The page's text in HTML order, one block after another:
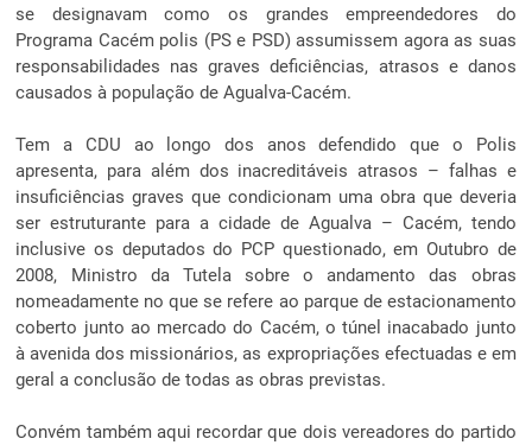
se designavam como os grandes empreendedores do
Programa Cacém polis (PS e PSD) assumissem agora as suas
responsabilidades nas graves deficiências, atrasos e danos
causados à população de Agualva-Cacém.
Tem a CDU ao longo dos anos defendido que o Polis
apresenta, para além dos inacreditáveis atrasos – falhas e
insuficiências graves que condicionam uma obra que deveria
ser estruturante para a cidade de Agualva – Cacém, tendo
inclusive os deputados do PCP questionado, em Outubro de
2008, Ministro da Tutela sobre o andamento das obras
nomeadamente no que se refere ao parque de estacionamento
coberto junto ao mercado do Cacém, o túnel inacabado junto
à avenida dos missionários, as expropriações efectuadas e em
geral a conclusão de todas as obras previstas.
Convém também aqui recordar que dois vereadores do partido